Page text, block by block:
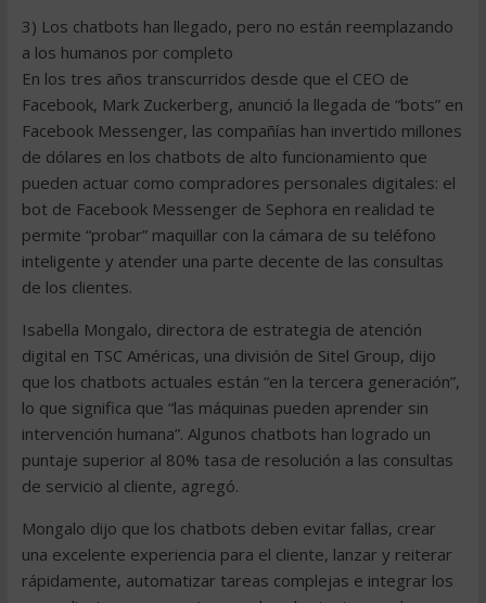
3) Los chatbots han llegado, pero no están reemplazando
a los humanos por completo
En los tres años transcurridos desde que el CEO de
Facebook, Mark Zuckerberg, anunció la llegada de “bots” en
Facebook Messenger, las compañías han invertido millones
de dólares en los chatbots de alto funcionamiento que
pueden actuar como compradores personales digitales: el
bot de Facebook Messenger de Sephora en realidad te
permite “probar” maquillar con la cámara de su teléfono
inteligente y atender una parte decente de las consultas
de los clientes.
Isabella Mongalo, directora de estrategia de atención
digital en TSC Américas, una división de Sitel Group, dijo
que los chatbots actuales están “en la tercera generación”,
lo que significa que “las máquinas pueden aprender sin
intervención humana”. Algunos chatbots han logrado un
puntaje superior al 80% tasa de resolución a las consultas
de servicio al cliente, agregó.
Mongalo dijo que los chatbots deben evitar fallas, crear
una excelente experiencia para el cliente, lanzar y reiterar
rápidamente, automatizar tareas complejas e integrar los